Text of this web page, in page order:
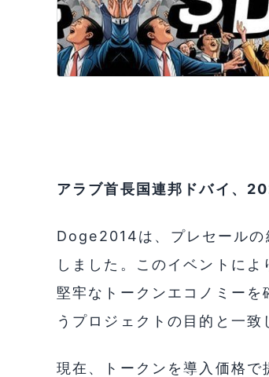
アラブ首長国連邦ドバイ、
Doge2014は、プレセールの
しました。このイベントに
堅牢なトークンエコノミー
うプロジェクトの目的と一致
現在、トークンを導入価格